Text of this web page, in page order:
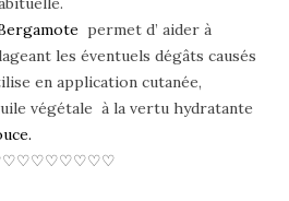
permet d’ aider à
les éventuels dégâts causés
en application cutanée,
végétale à la vertu hydratante